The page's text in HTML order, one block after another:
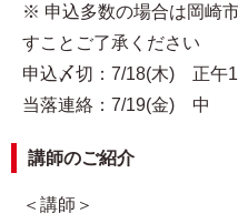
※ 申込多数の場合は岡崎
すことご了承ください
申込〆切：7/18(木) 正午
当落連絡：7/19(金) 中
講師のご紹介
＜講師＞